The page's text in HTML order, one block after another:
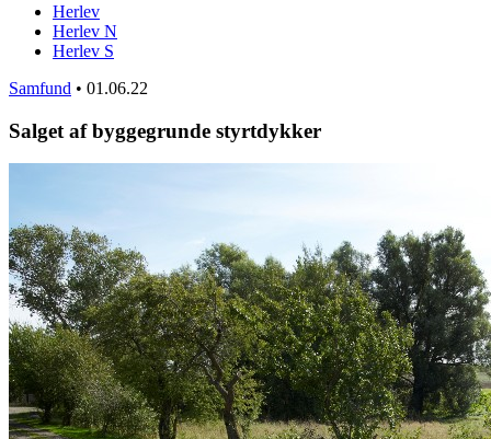
Herlev
Herlev N
Herlev S
Samfund • 01.06.22
Salget af byggegrunde styrtdykker